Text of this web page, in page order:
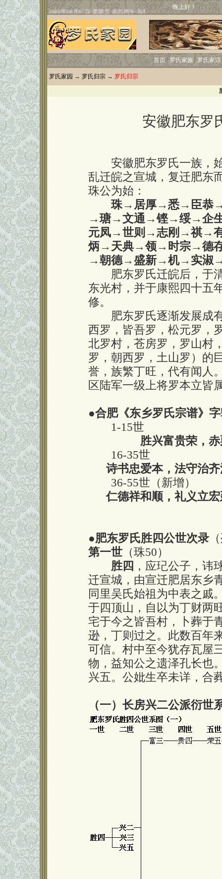
晚上好！
首页 罗氏家族 罗氏家话
罗氏家园 → 罗氏归宗 → 罗氏归宗
安徽肥东罗
安徽肥东罗氏一族，始
乱迁皖之宣城，复迁肥东
珠公为始：
珠→居厚→悉→臣
→瑭→文通→铿→绥→企
元凤→世则→志刚→祺→
炳→天典→领→时宗→德
→朝德→盛新→机→实淑
肥东罗氏迁皖后，于清
东光村，并于康熙四十五
修。
肥东罗氏逐渐发展成有
西罗，皆吾罗，松元罗，
北罗村，苍房罗，罗山村
罗，朝西罗，土山罗）的
誉，族繁丁旺，代有闻人
区陆军一级上将罗本立皆
●合肥《东乡罗氏宗谱》
1-15世
胜兴富贵荣，
16-35世
诗书忠爱本，法守治
36-55世（新增）
仁德祥和顺，礼义立
●肥东罗氏胜四公世次录
第一世 （珠50）
胜四 ，应玘公子，讳
迁宣城，由宣迁肥居东乡
同里吴氏始祖为中表之戚
于四顶山，自以为丁财两
宅于今之皆吾村，卜葬于
逊，丁则过之。此数百年
可信。村中至今犹存瓦屋
物，益知公之遗泽孔长也
兴五。公妣生卒未详，合
（一）长房兴二公派衍世